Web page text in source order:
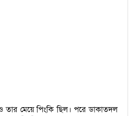
তার মেয়ে পিংকি ছিল। পরে ডাকাতদল